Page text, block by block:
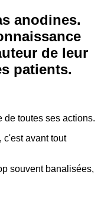
anodines.
de leur
patients.
de toutes ses actions.
c'est avant tout
souvent banalisées,